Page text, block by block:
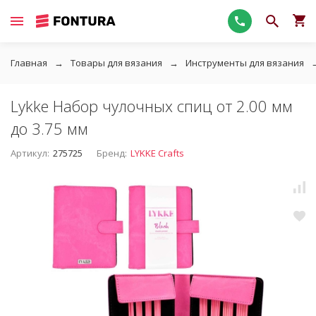
Главная Товары для вязания Инструменты для вязания
Lykke Набор чулочных спиц от 2.00 мм
до 3.75 мм
Артикул: 275725 Бренд: LYKKE Crafts